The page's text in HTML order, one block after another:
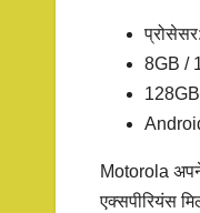
8GB /
Motorola
एक्सपीरियंस